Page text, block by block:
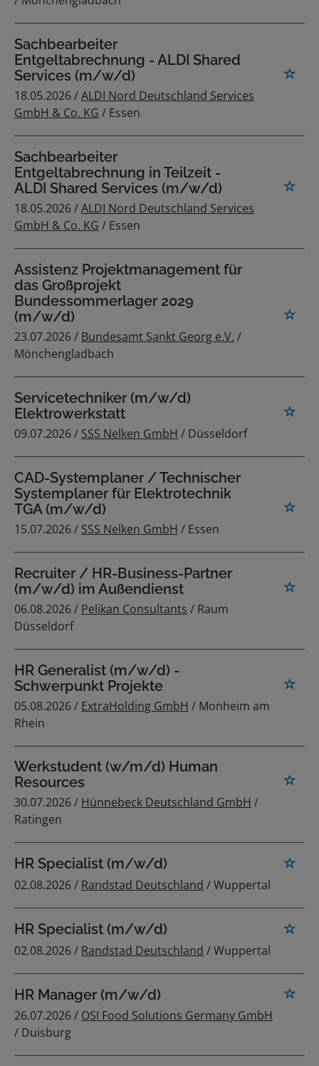
Sachbearbeiter
Entgeltabrechnung - ALDI Shared
Services (m/w/d)
18.05.2026 /ALDI Nord Deutschland Services
GmbH & Co. KG / Essen
Sachbearbeiter
Entgeltabrechnung in Teilzeit -
ALDI Shared Services (m/w/d)
18.05.2026 /ALDI Nord Deutschland Services
GmbH & Co. KG / Essen
Assistenz Projektmanagement für
das Großprojekt
Bundessommerlager 2029
(m/w/d)
23.07.2026 / Bundesamt Sankt Georg e.V. /
Mönchengladbach
Servicetechniker (m/w/d)
Elektrowerkstatt
09.07.2026 / SSS Nelken GmbH / Düsseldorf
CAD-Systemplaner / Technischer
Systemplaner für Elektrotechnik
TGA (m/w/d)
15.07.2026 / SSS Nelken GmbH / Essen
Recruiter / HR-Business-Partner
(m/w/d) im Außendienst
06.08.2026 / Pelikan Consultants / Raum
Düsseldorf
HR Generalist (m/w/d) -
Schwerpunkt Projekte
05.08.2026 / ExtraHolding GmbH / Monheim am
Rhein
Werkstudent (w/m/d) Human
Resources
30.07.2026 / Hünnebeck Deutschland GmbH /
Ratingen
HR Specialist (m/w/d)
02.08.2026 / Randstad Deutschland / Wuppertal
HR Specialist (m/w/d)
02.08.2026 / Randstad Deutschland / Wuppertal
HR Manager (m/w/d)
26.07.2026 / OSI Food Solutions Germany GmbH
/ Duisburg